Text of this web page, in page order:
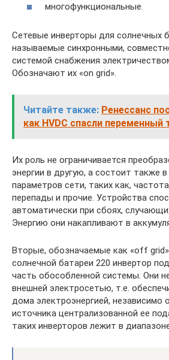
многофункциональные.
Сетевые инверторы для солнечных
называемые синхронными,
системой снабжения
Обозначают их «on grid».
Читайте также: Ренессанс
как HVDC спасли переменный
Их роль не ограничивается
энергии в другую, а состоит также
параметров сети, таких как,
перепады и прочие. Устройства
автоматически при сбоях,
Энергию они накапливают в
Вторые, обозначаемые как «off
солнечной батареи 220 инвертор
часть обособленной системы. Они
внешней электросетью, т.е.
дома электроэнергией, независимо
источника централизованной ее
таких инверторов лежит в